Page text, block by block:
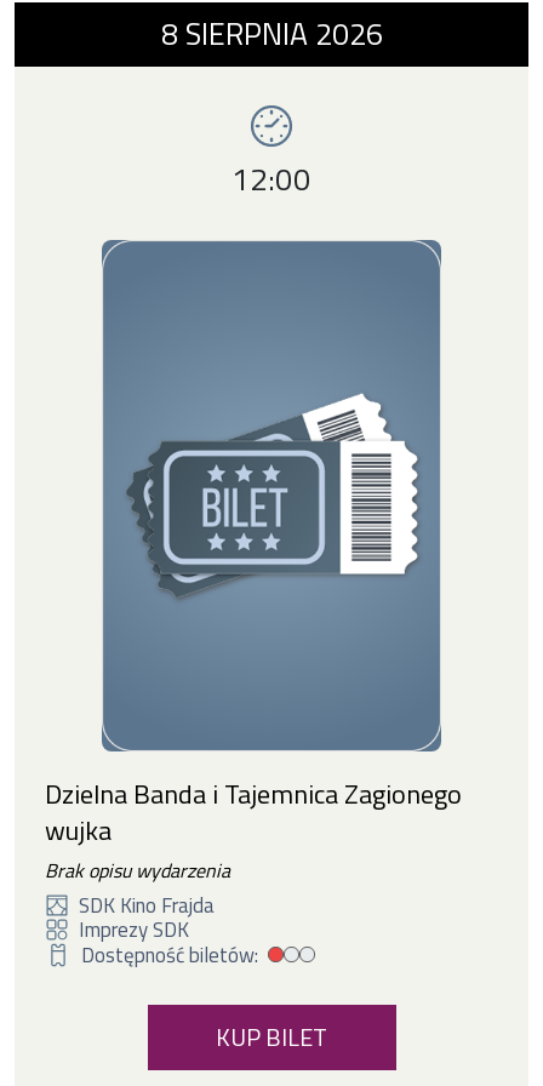
Wydarzenie numer 1: Dzielna Banda i
8 SIERPNIA 2026
Godzina wydarzenia,
12:00
Dzielna Banda i Tajemnica Zagionego
wujka
Brak opisu wydarzenia
SDK Kino Frajda
Imprezy SDK
Dostępność biletów:
Mała dostępność biletów
KUP BILET